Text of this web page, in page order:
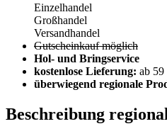
Einzelhandel
Großhandel
Versandhandel
Gutscheinkauf möglich
Hol- und Bringservice
kostenlose Lieferung: ab
überwiegend regionale
Beschreibung